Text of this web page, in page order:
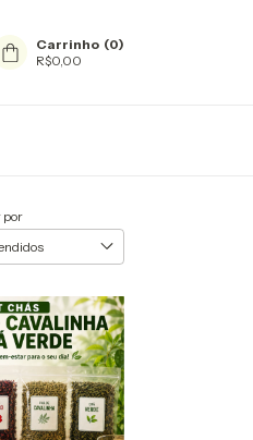
Carrinho (0)
R$0,00
por